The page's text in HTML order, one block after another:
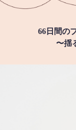
66日間の
〜揺